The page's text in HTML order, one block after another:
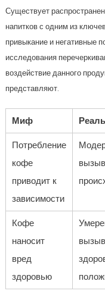
Существует
напитков с одним из
привыкание и негативные
исследования
воздействие данного
представляют.
Миф
Потребление
кофе
приводит к
зависимости
Кофе
наносит
вред
здоровью